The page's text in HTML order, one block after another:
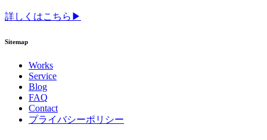
詳しくはこちら▶
Sitemap
Works
Service
Blog
FAQ
Contact
プライバシーポリシー